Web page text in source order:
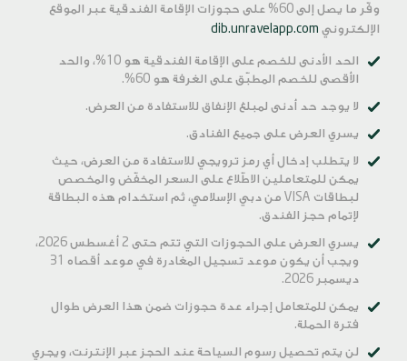
وفّر ما يصل إلى 60% على حجوزات الإقامة الفندقية عبر الموقع
الإلكتروني dib.unravelapp.com
الحد الأدنى للخصم على الإقامة الفندقية هو 10%، والحد
الأقصى للخصم المطبّق على الغرفة هو 60%.
لا يوجد حد أدنى لمبلغ الإنفاق للاستفادة من العرض.
يسري العرض على جميع الفنادق.
لا يتطلب إدخال أي رمز ترويجي للاستفادة من العرض، حيث
يمكن للمتعاملين الاطّلاع على السعر المخفّض والمخصص
لبطاقات VISA من دبي الإسلامي، ثم استخدام هذه البطاقة
لإتمام حجز الفندق.
يسري العرض على الحجوزات التي تتم حتى 2 أغسطس 2026،
ويجب أن يكون موعد تسجيل المغادرة في موعد أقصاه 31
ديسمبر 2026.
يمكن للمتعامل إجراء عدة حجوزات ضمن هذا العرض طوال
فترة الحملة.
لن يتم تحصيل رسوم السياحة عند الحجز عبر الإنترنت، ويجري